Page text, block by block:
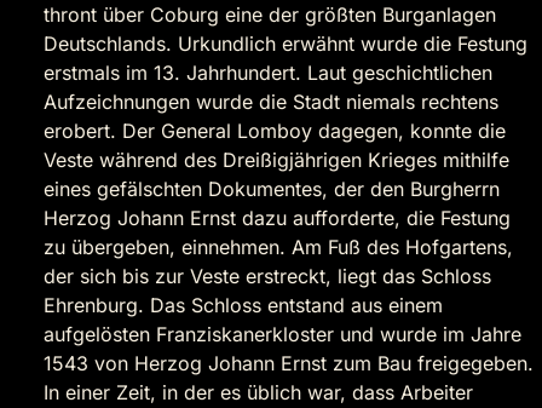
thront über Coburg eine der größten Burganlagen
Deutschlands. Urkundlich erwähnt wurde die Festung
erstmals im 13. Jahrhundert. Laut geschichtlichen
Aufzeichnungen wurde die Stadt niemals rechtens
erobert. Der General Lomboy dagegen, konnte die
Veste während des Dreißigjährigen Krieges mithilfe
eines gefälschten Dokumentes, der den Burgherrn
Herzog Johann Ernst dazu aufforderte, die Festung
zu übergeben, einnehmen. Am Fuß des Hofgartens,
der sich bis zur Veste erstreckt, liegt das Schloss
Ehrenburg. Das Schloss entstand aus einem
aufgelösten Franziskanerkloster und wurde im Jahre
1543 von Herzog Johann Ernst zum Bau freigegeben.
In einer Zeit, in der es üblich war, dass Arbeiter